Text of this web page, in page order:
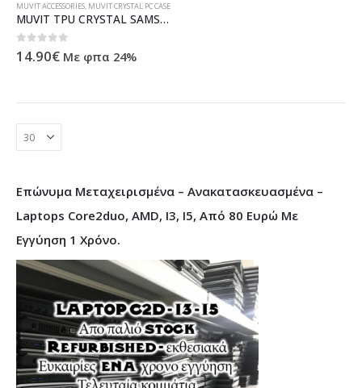
MUVIT ACCESSORIES, MUVIT CRYSTAL PC CASE
MUVIT TPU CRYSTAL SAMSUNG A3 2017 trans backcover
0 out of 5
14.90€ Με φπα 24%
Επώνυμα Μεταχειρισμένα – Ανακατασκευασμένα –
Laptops Core2duo, AMD, I3, I5, Από 80 Ευρώ Με
Εγγύηση 1 Χρόνο.